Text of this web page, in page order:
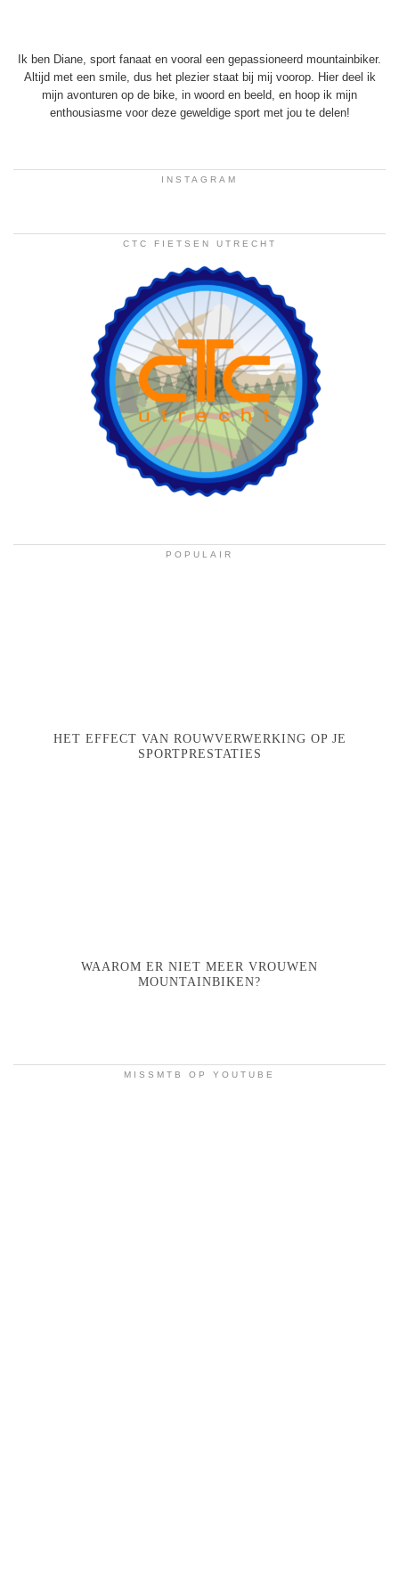
Ik ben Diane, sport fanaat en vooral een gepassioneerd mountainbiker.
Altijd met een smile, dus het plezier staat bij mij voorop. Hier deel ik
mijn avonturen op de bike, in woord en beeld, en hoop ik mijn
enthousiasme voor deze geweldige sport met jou te delen!
INSTAGRAM
CTC FIETSEN UTRECHT
POPULAIR
HET EFFECT VAN ROUWVERWERKING OP JE
SPORTPRESTATIES
WAAROM ER NIET MEER VROUWEN
MOUNTAINBIKEN?
MISSMTB OP YOUTUBE